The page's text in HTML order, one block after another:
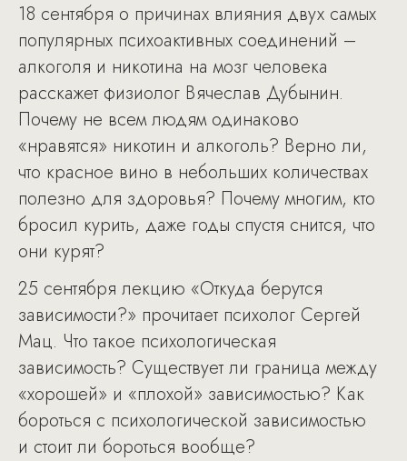
18 сентября о причинах влияния двух самых
популярных психоактивных соединений –
алкоголя и никотина на мозг человека
расскажет физиолог Вячеслав Дубынин.
Почему не всем людям одинаково
«нравятся» никотин и алкоголь? Верно ли,
что красное вино в небольших количествах
полезно для здоровья? Почему многим, кто
бросил курить, даже годы спустя снится, что
они курят?
25 сентября лекцию «Откуда берутся
зависимости?» прочитает психолог Сергей
Мац. Что такое психологическая
зависимость? Существует ли граница между
«хорошей» и «плохой» зависимостью? Как
бороться с психологической зависимостью
и стоит ли бороться вообще?